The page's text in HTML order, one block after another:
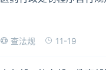
查法规 11-19